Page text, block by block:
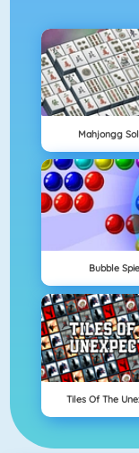
Mahjongg
Bubble
Tiles Of The